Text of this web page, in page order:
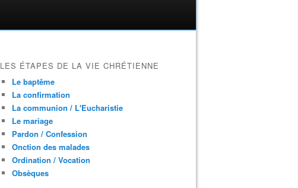
LES ÉTAPES DE LA VIE CHRÉTIENNE
Le baptême
La confirmation
La communion / L'Eucharistie
Le mariage
Pardon / Confession
Onction des malades
Ordination / Vocation
Obsèques